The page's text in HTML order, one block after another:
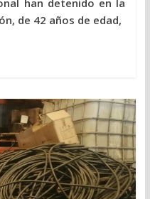
de 42 años de edad,